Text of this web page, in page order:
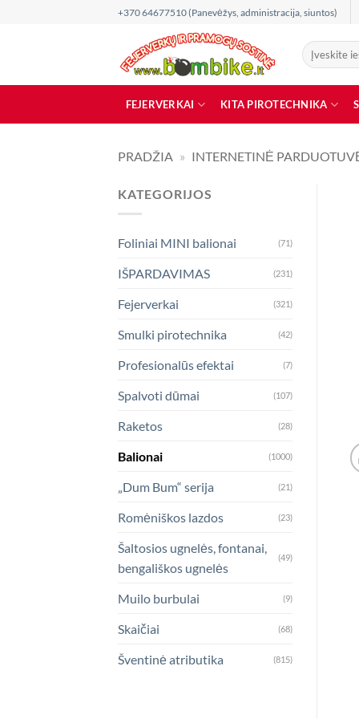
+370 64677510 (Panevėžys, administracija, siuntos)
Ieškoti:
FEJERVERKAI KITA PIROTECHNIKA
PRADŽIA » INTERNETINĖ
KATEGORIJOS
Foliniai MINI balionai (71)
IŠPARDAVIMAS (231)
Fejerverkai (321)
Smulki pirotechnika (42)
Profesionalūs efektai (7)
Spalvoti dūmai (107)
Raketos (28)
Balionai (1000)
„Dum Bum“ serija (21)
Romėniškos lazdos (23)
Šaltosios ugnelės, fontanai,
bengališkos ugnelės
(49)
Muilo burbulai (9)
Skaičiai (68)
Šventinė atributika (815)